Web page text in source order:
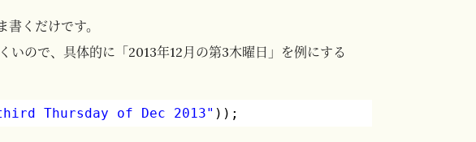
くだけです。
いので、具体的に「2013年12月の第3木曜日」を例にする
Thursday of Dec 2013" ));